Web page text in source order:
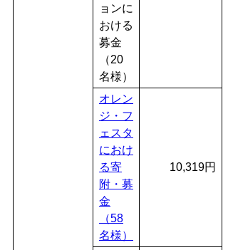
ョンに
おける
募金
（20
名様）
オレン
ジ・フ
ェスタ
におけ
る寄
附・募
金
（58
名様）
10,319円